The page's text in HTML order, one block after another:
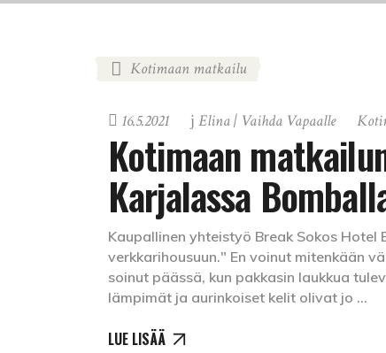
Kotimaan matkailu
16.5.2021 Elina | Vaihda Vapaalle
Kotimaan
Karjalassa
Kaupallinen yhteistyö Break Sokos
verkkarihousuun." En voinut mitenkään
soinut päässä, kun pakkasin laukkua
lämpimät ja aurinkoiset kelit olivat jo
LUE LISÄÄ